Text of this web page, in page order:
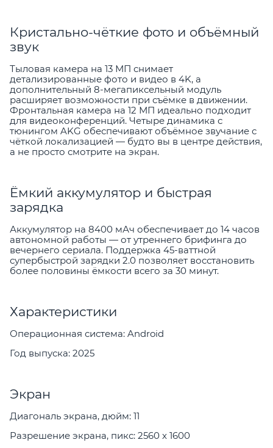
Кристально-чёткие фото и объёмный
звук
Тыловая камера на 13 МП снимает
детализированные фото и видео в 4K, а
дополнительный 8-мегапиксельный модуль
расширяет возможности при съёмке в движении.
Фронтальная камера на 12 МП идеально подходит
для видеоконференций. Четыре динамика с
тюнингом AKG обеспечивают объёмное звучание с
чёткой локализацией — будто вы в центре действия,
а не просто смотрите на экран.
Ёмкий аккумулятор и быстрая
зарядка
Аккумулятор на 8400 мАч обеспечивает до 14 часов
автономной работы — от утреннего брифинга до
вечернего сериала. Поддержка 45-ваттной
супербыстрой зарядки 2.0 позволяет восстановить
более половины ёмкости всего за 30 минут.
Характеристики
Операционная система: Android
Год выпуска: 2025
Экран
Диагональ экрана, дюйм: 11
Разрешение экрана, пикс: 2560 x 1600